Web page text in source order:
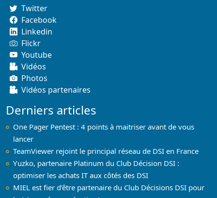
Twitter
Facebook
Linkedin
Flickr
Youtube
Vidéos
Photos
Vidéos partenaires
Derniers articles
One Pager Pentest : 4 points à maitriser avant de vous
lancer
TeamViewer rejoint le principal réseau de DSI en France
Yuzko, partenaire Platinum du Club Décision DSI :
optimiser les achats IT aux côtés des DSI
MIEL est fier d’être partenaire du Club Décisions DSI pour